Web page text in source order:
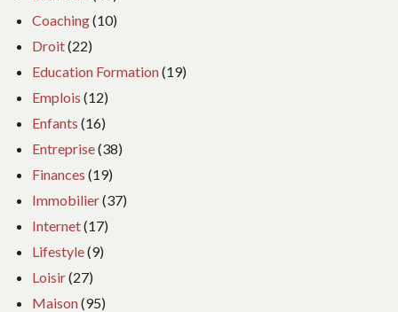
Coaching(10)
Droit(22)
Education Formation(19)
Emplois (12)
Enfants (16)
Entreprise(38)
Finances (19)
Immobilier(37)
Internet(17)
Lifestyle(9)
Loisir(27)
Maison(95)